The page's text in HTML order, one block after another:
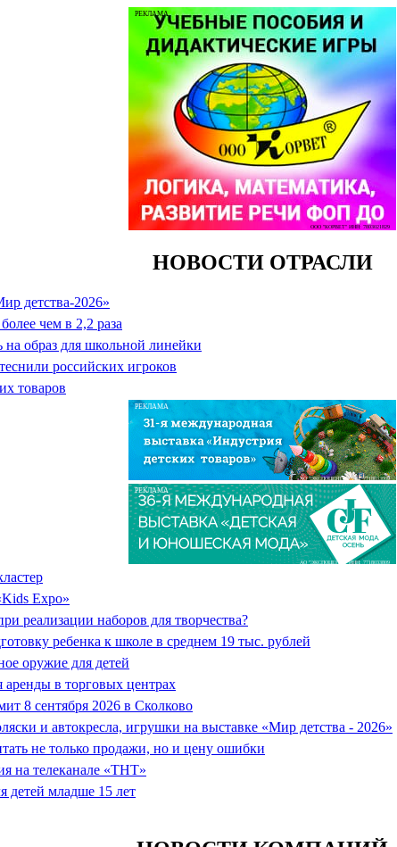
РЕКЛАМА
ООО "КОРВЕТ" ИНН: 7803021829
НОВОСТИ ОТРАСЛИ
детства-2026»
чем в 2,2 раза
образ для школьной линейки
российских игроков
товаров
РЕКЛАМА
АО "ЭКСПОЦЕНТР" ИНН: 7718033809
РЕКЛАМА
АО "ЭКСПОЦЕНТР" ИНН: 7718033809
Expo»
наборов для творчества?
ребенка к школе в среднем 19 тыс. рублей
оружие для детей
аренды в торговых центрах
8 сентября 2026 в Сколково
и автокресла, игрушки на выставке «Мир детства - 2026»
не только продажи, но и цену ошибки
на телеканале «ТНТ»
детей младше 15 лет